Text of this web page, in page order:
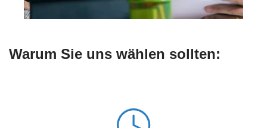
Warum Sie uns wählen sollten: